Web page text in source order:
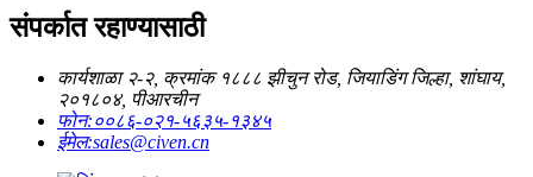
संपर्कात रहाण्यासाठी
कार्यशाळा २-२, क्रमांक १८८८ झीचुन रोड, जियाडिंग जिल्हा, शांघाय,
२०१८०४, पीआरचीन
फोन:००८६-०२१-५६३५-१३४५
ईमेल:sales@civen.cn